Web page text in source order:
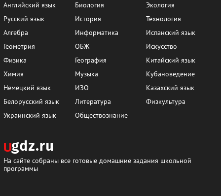
Английский язык
Русский язык
Алгебра
Геометрия
Физика
Химия
Немецкий язык
Белорусский язык
Украинский язык
Биология
История
Информатика
ОБЖ
География
Музыка
ИЗО
Литература
Обществознание
Экология
Технология
Испанский язык
Искусство
Китайский язык
Кубановедение
Казахский язык
Физкультура
На сайте собраны все готовые домашние задания школьной
программы